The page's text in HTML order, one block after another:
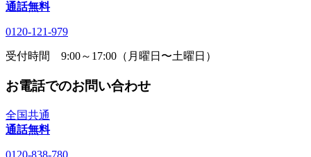
通話無料
0120-121-979
受付時間 9:00～17:00（月曜日〜土曜日）
お電話でのお問い合わせ
全国共通
通話無料
0120-838-780